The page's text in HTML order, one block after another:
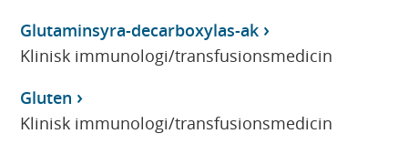
Glutaminsyra-decarboxylas-ak
Klinisk immunologi/transfusionsmedicin
Gluten
Klinisk immunologi/transfusionsmedicin